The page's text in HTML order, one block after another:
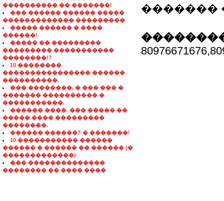
���������� �� �������!
��� ������ ������ �����
������������� ���������
����� ������ � ����
������!
����� �� ���������
��������� �����������
��������!?
10 ��������
���������������� ������
����������.
��� ��������, � ��� ��� �
������� ���������� �
�����������.
������ ����. ��� ����� ��
����� ���� ���������
��������.
������ ������? � �������!
10 ����������� ������
������ � ������ �� ������ (�
�������������)
��� ��������������
�������� �� ���� ����
�������